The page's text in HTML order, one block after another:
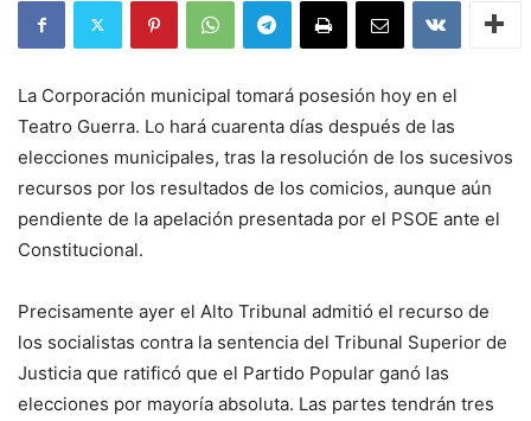
La Corporación municipal tomará posesión hoy en el
Teatro Guerra. Lo hará cuarenta días después de las
elecciones municipales, tras la resolución de los sucesivos
recursos por los resultados de los comicios, aunque aún
pendiente de la apelación presentada por el PSOE ante el
Constitucional.
Precisamente ayer el Alto Tribunal admitió el recurso de
los socialistas contra la sentencia del Tribunal Superior de
Justicia que ratificó que el Partido Popular ganó las
elecciones por mayoría absoluta. Las partes tendrán tres